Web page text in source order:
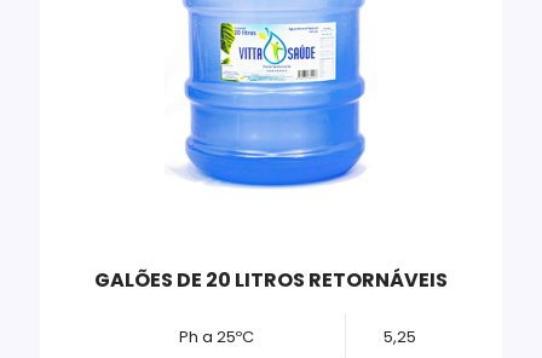
GALÕES DE 20 LITROS RETORNÁVEIS
Ph a 25ºC 5,25